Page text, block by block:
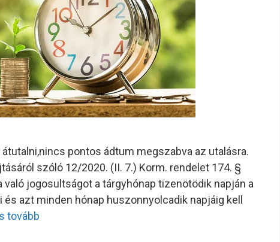
pontos ádtum megszabva az utalásra.
szóló 12/2020. (II. 7.) Korm. rendelet 174. §
jogosultságot a tárgyhónap tizenötödik napján a
azt minden hónap huszonnyolcadik napjáig kell
tovább